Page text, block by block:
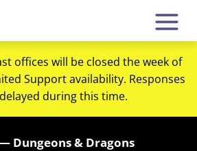
offices will be closed the week of
Support availability. Responses
during this time.
Dungeons & Dragons